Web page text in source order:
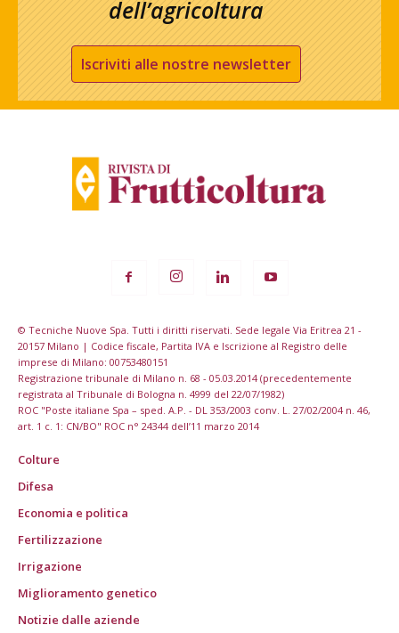
dell’agricoltura
Iscriviti alle nostre newsletter
© Tecniche Nuove Spa. Tutti i diritti riservati. Sede legale Via Eritrea 21 -
20157 Milano | Codice fiscale, Partita IVA e Iscrizione al Registro delle
imprese di Milano: 00753480151
Registrazione tribunale di Milano n. 68 - 05.03.2014 (precedentemente
registrata al Tribunale di Bologna n. 4999 del 22/07/1982)
ROC "Poste italiane Spa – sped. A.P. - DL 353/2003 conv. L. 27/02/2004 n. 46,
art. 1 c. 1: CN/BO" ROC n° 24344 dell’11 marzo 2014
Colture
Difesa
Economia e politica
Fertilizzazione
Irrigazione
Miglioramento genetico
Notizie dalle aziende